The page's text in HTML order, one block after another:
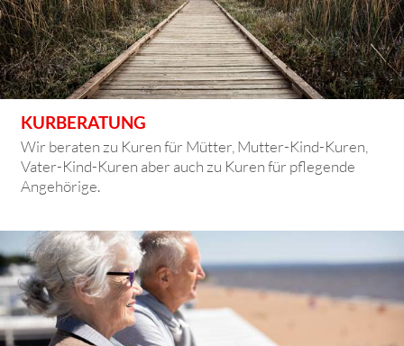
KURBERATUNG
Wir beraten zu Kuren für Mütter, Mutter-Kind-Kuren,
Vater-Kind-Kuren aber auch zu Kuren für pflegende
Angehörige.